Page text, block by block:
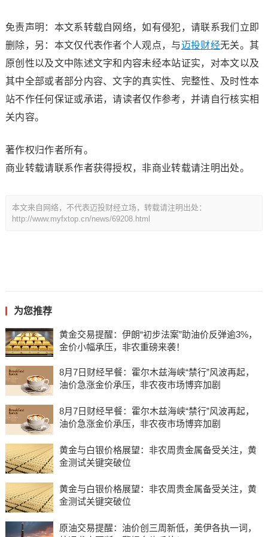
免责声明：本文系转载自网络，如有侵犯，请联系我们立即
删除，另：本文仅代表作者个人观点，与迈投财经无关。其
原创性以及文中陈述文字和内容未经本站证实，对本文以及
其中全部或者部分内容、文字的真实性、完整性、及时性本
站不作任何保证或承诺，请读者仅作参考，并请自行核实相
关内容。
著作权归作者所有。
商业转载请联系作者获得授权，非商业转载请注明出处。
本文来自网络，不代表迈投财经立场，转载请注明出处：
http://www.myfxtop.cn/news/69208.html
为您推荐
黄金交易提醒：伊朗“初步法案”助油价反弹逾3%，
金价小幅承压，非农重磅来袭！
8月7日财经早餐：霍尔木兹海峡“禁行”风波再起，
油价急涨金价承压，非农夜市场博弈加剧
8月7日财经早餐：霍尔木兹海峡“禁行”风波再起，
油价急涨金价承压，非农夜市场博弈加剧
黄金与白银价格展望：非农周贵金属备受关注，黄
金测试关键突破位
黄金与白银价格展望：非农周贵金属备受关注，黄
金测试关键突破位
原油交易提醒：油价创三周新低，美伊各执一词，